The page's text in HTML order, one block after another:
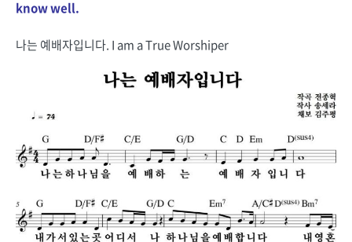
know well.
나는 예배자입니다. I am a True Worshiper